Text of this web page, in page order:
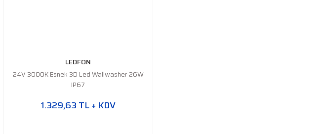
LEDFON
24V 3000K Esnek 3D Led Wallwasher 26W
IP67
1.329,63 TL + KDV